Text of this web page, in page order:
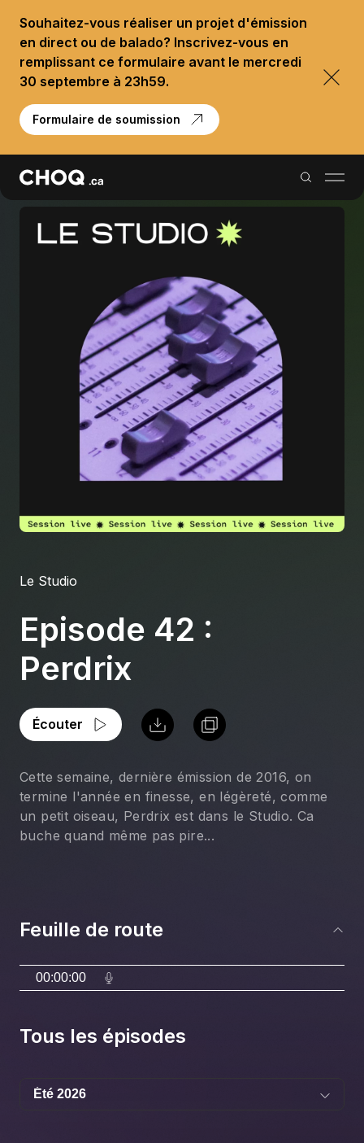
Souhaitez-vous réaliser un projet d'émission
en direct ou de balado? Inscrivez-vous en
remplissant ce formulaire avant le mercredi
30 septembre à 23h59.
Formulaire de soumission
Balados
Reportages
Palmarès
À propos
S'impliquer
Carrière
Location studio
Le Studio
Episode 42 :
Perdrix
Écouter
Cette semaine, dernière émission de 2016, on
termine l'année en finesse, en légèreté, comme
un petit oiseau, Perdrix est dans le Studio. Ca
buche quand même pas pire...
Feuille de route
00:00:00
Tous les épisodes